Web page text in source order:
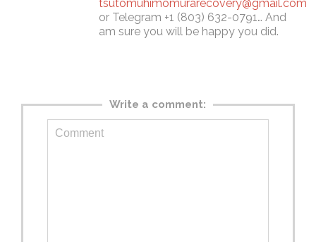
tsutomuhimomurarecovery@gmail.com
or Telegram +1 (803) 632-0791… And
am sure you will be happy you did.
Write a comment: